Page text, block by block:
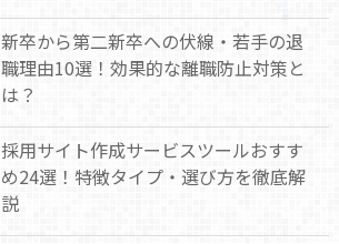
新卒から第二新卒への伏線・若手の退
職理由10選！効果的な離職防止対策と
は？
採用サイト作成サービスツールおすす
め24選！特徴タイプ・選び方を徹底解
説